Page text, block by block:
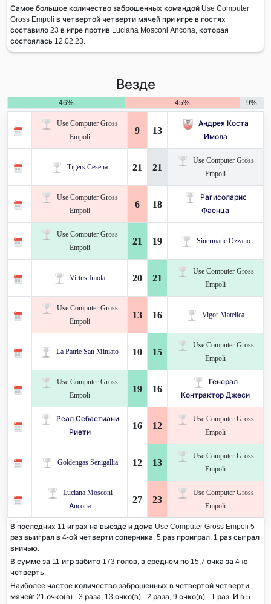
Самое большое количество заброшенных командой Use Computer
Gross Empoli в четвертой четверти мячей при игре в гостях
составило 23 в игре против Luciana Mosconi Ancona, которая
состоялась 12.02.23.
Везде
46% 45% 9%
Use Computer Gross
Empoli
9 13
Андрея Коста
Имола
Tigers Cesena 21 21
Use Computer Gross
Empoli
Use Computer Gross
Empoli
6 18
Рагисоларис
Фаенца
Use Computer Gross
Empoli
21 19 Sinermatic Ozzano
Virtus Imola 20 21
Use Computer Gross
Empoli
Use Computer Gross
Empoli
13 16 Vigor Matelica
La Patrie San Miniato 10 15
Use Computer Gross
Empoli
Use Computer Gross
Empoli
19 16
Генерал
Контрактор Джеси
Реал Себастиани
Риети
16 12
Use Computer Gross
Empoli
Goldengas Senigallia 12 13
Use Computer Gross
Empoli
Luciana Mosconi
Ancona
27 23
Use Computer Gross
Empoli
В последних 11 играх на выезде и дома Use Computer Gross Empoli 5
раз выиграл в 4-ой четверти соперника. 5 раз проиграл, 1 раз сыграл
вничью.
В сумме за 11 игр забито 173 голов, в среднем по 15,7 очка за 4-ю
четверть.
Наиболее частое количество заброшенных в четвертой четверти
мячей: 21 очко(в) - 3 раза, 13 очко(в) - 2 раза, 9 очко(в) - 1 раз. И в 5